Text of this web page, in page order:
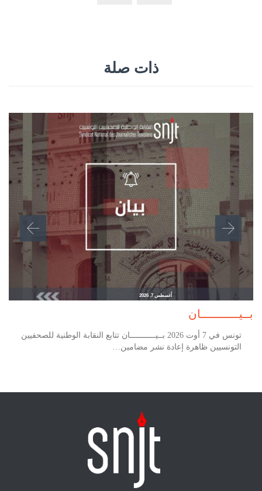
ذات صلة
أغسطس 7, 2026
بــيـــــــــــان
تونس في 7 أوت 2026 بــيـــــــــــان تتابع النقابة الوطنية للصحفيين
التونسيين ظاهرة إعادة نشر مضامين…